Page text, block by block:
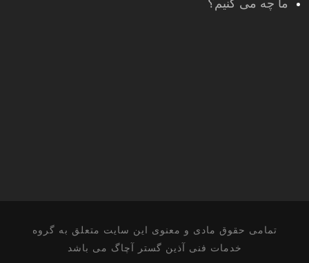
ما چه می کنیم؟
تمامی حقوق مادی و معنوی این سایت متعلق به گروه
خدمات فنی آذین گستر آچاگ می باشد